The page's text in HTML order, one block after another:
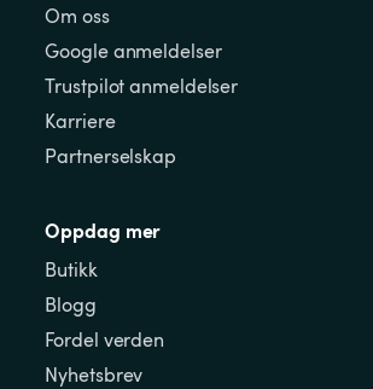
Om oss
Google anmeldelser
Trustpilot anmeldelser
Karriere
Partnerselskap
Oppdag mer
Butikk
Blogg
Fordel verden
Nyhetsbrev